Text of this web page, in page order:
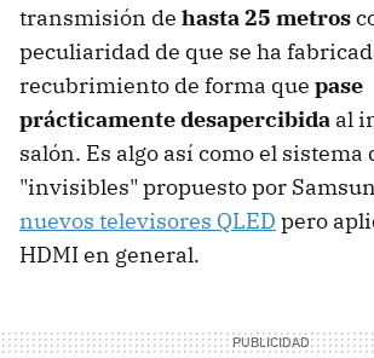
transmisión de hasta 25 metros
peculiaridad de que se ha
recubrimiento de forma que pase
prácticamente desapercibida al
salón. Es algo así como el sistema
"invisibles" propuesto por
nuevos televisores QLED pero
HDMI en general.